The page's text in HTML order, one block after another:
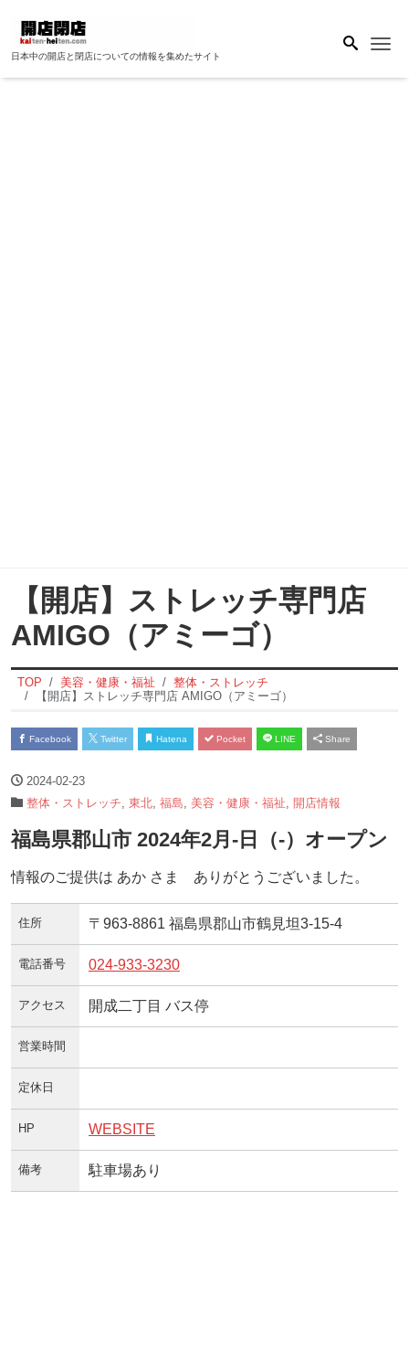
日本中の開店と閉店についての情報を集めたサイト
【開店】ストレッチ専門店
AMIGO（アミーゴ）
TOP 美容・健康・福祉
整体・ストレッチ
【開店】ストレッチ専門店 AMIGO（アミーゴ）
Facebook Twitter Hatena Pocket LINE Share
2024-02-23
整体・ストレッチ 東北 福島 美容・健康・福祉 開店情報
福島県郡山市 2024年2月-日（-）オープン
情報のご提供は あか さま ありがとうございました。
住所 〒963-8861 福島県郡山市鶴見坦3-15-4
電話番号 024-933-3230
アクセス 開成二丁目 バス停
営業時間
定休日
HP WEBSITE
備考 駐車場あり